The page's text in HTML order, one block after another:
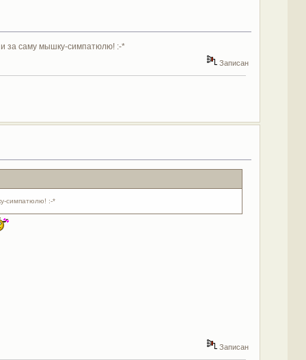
и за саму мышку-симпатюлю! :-*
Записан
симпатюлю! :-*
Записан